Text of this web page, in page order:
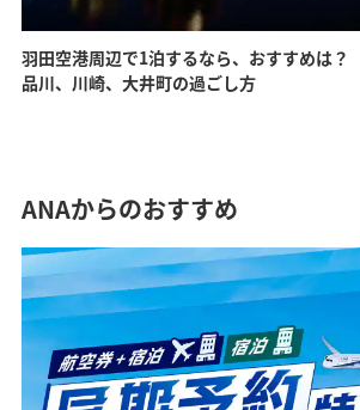
羽田空港周辺で1泊するなら、おすすめは？
品川、川崎、大井町の過ごし方
ANAからのおすすめ